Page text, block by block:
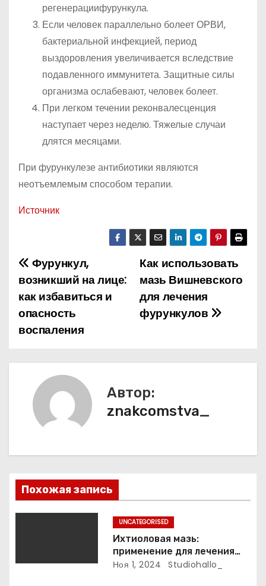
регенерациифурункула.
Если человек параллельно болеет ОРВИ,
бактериальной инфекцией, период
выздоровления увеличивается вследствие
подавленного иммунитета. Защитные силы
организма ослабевают, человек болеет.
При легком течении реконвалесценция
наступает через неделю. Тяжелые случаи
длятся месяцами.
При фурункулезе антибиотики являются
неотъемлемым способом терапии.
Источник
Н
а
в
г
п
о
а
Как использовать
мазь Вишневского
для лечения
фурункулов
Фурункул,
возникший на лице:
как избавиться и
опасность
воспаления
Автор:
znakcomstva_
Похожая запись
UNCATEGORISED
Ихтиоловая мазь:
применение для лечения
фурункулов
Ноя 1, 2024 Studiohallo_